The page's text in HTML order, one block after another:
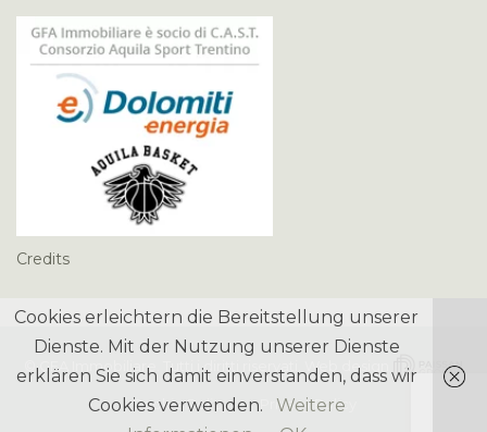
Credits
© GFA Immobiliare . Tutti i diritti riservati. Web design
Cookie Policy Privacy Policy
Cookies erleichtern die Bereitstellung unserer
Dienste. Mit der Nutzung unserer Dienste
erklären Sie sich damit einverstanden, dass wir
Cookies verwenden.
Weitere